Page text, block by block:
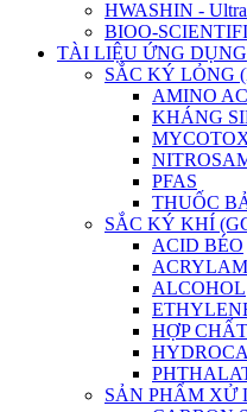
HWASHIN -
BIOO-
TÀI LIỆU ỨNG DỤNG
SẮC KÝ LỎNG
AMINO
KHÁNG
PFAS
THUỐC
SẮC KÝ KHÍ
ACID BÉO
ALCOHOL
HỢP
SẢN PHẨM XỬ